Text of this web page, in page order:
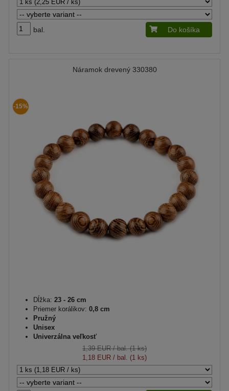
bal. Do košíka
Náramok drevený 330380
-15%
Dĺžka: 23 - 26 cm
Priemer korálikov: 0,8 cm
Pružný
Unisex
Univerzálna veľkosť
1,39 EUR/ bal. (1 ks)
1,18 EUR / bal. (1 ks)